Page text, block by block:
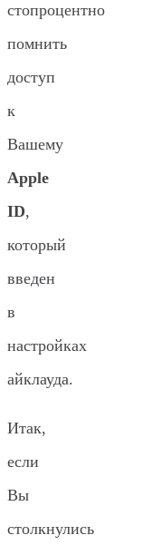
стопроцентно
помнить
доступ
к
Вашему
Apple
ID,
который
введен
в
настройках
айклауда.
Итак,
если
Вы
столкнулись